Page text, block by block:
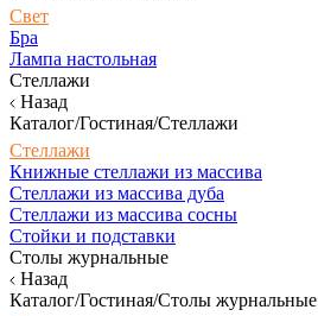
Свет
Бра
Лампа настольная
Стеллажи
Назад
Каталог/Гостиная/Стеллажи
Стеллажи
Книжные стеллажи из массива
Стеллажи из массива дуба
Стеллажи из массива сосны
Стойки и подставки
Столы журнальные
Назад
Каталог/Гостиная/Столы журнальные